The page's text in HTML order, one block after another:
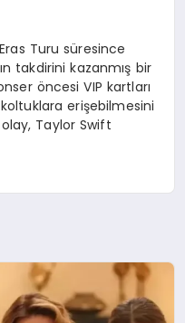
Turu süresince
takdirini kazanmış bir
öncesi VIP kartları
erişebilmesini
Taylor Swift